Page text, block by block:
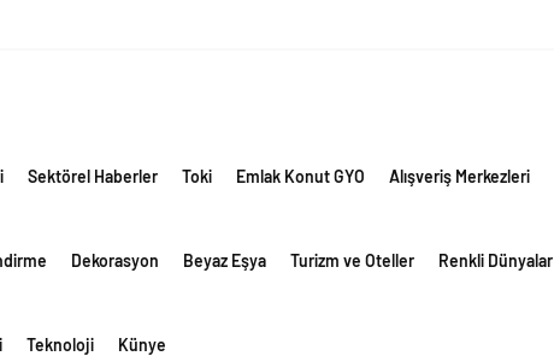
Sektörel Haberler Toki Emlak Konut GYO Alışveriş Merkezleri
Dekorasyon Beyaz Eşya Turizm ve Oteller Renkli Dünyalar
Teknoloji Künye